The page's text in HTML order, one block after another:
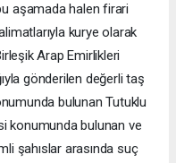
aşamada halen firari
kurye olarak
Arap Emirlikleri
gönderilen değerli taş
bulunan Tutuklu
konumunda bulunan ve
şahıslar arasında suç